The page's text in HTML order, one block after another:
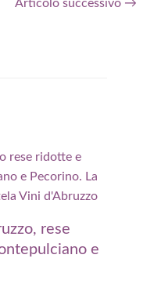
Articolo successivo →
rese
e